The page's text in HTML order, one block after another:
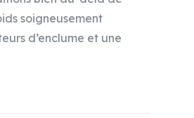
soigneusement
d’enclume et une